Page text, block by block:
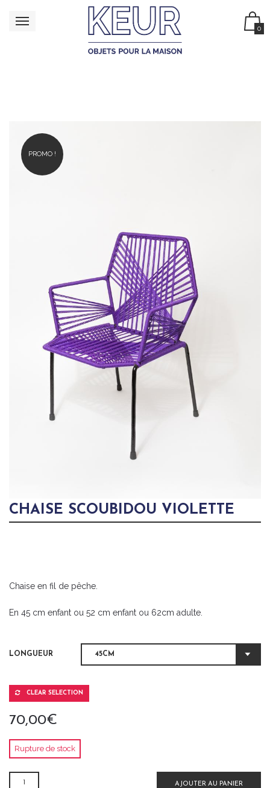
0
PROMO !
CHAISE SCOUBIDOU VIOLETTE
Chaise en fil de pêche.
En 45 cm enfant ou 52 cm enfant ou 62cm adulte.
LONGUEUR
CLEAR SELECTION
70,00€
Rupture de stock
AJOUTER AU PANIER